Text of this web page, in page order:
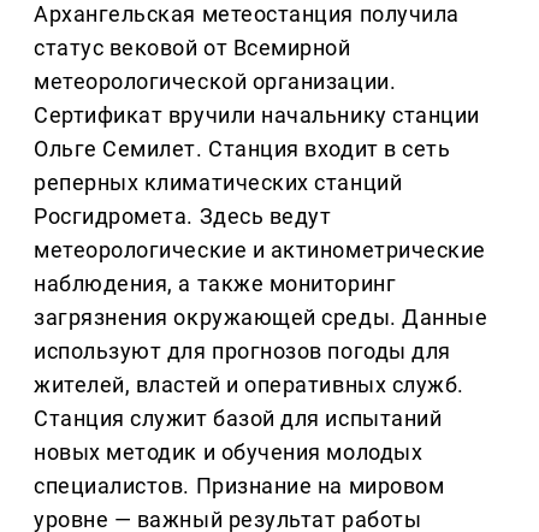
Архангельская метеостанция получила
статус вековой от Всемирной
метеорологической организации.
Сертификат вручили начальнику станции
Ольге Семилет. Станция входит в сеть
реперных климатических станций
Росгидромета. Здесь ведут
метеорологические и актинометрические
наблюдения, а также мониторинг
загрязнения окружающей среды. Данные
используют для прогнозов погоды для
жителей, властей и оперативных служб.
Станция служит базой для испытаний
новых методик и обучения молодых
специалистов. Признание на мировом
уровне — важный результат работы